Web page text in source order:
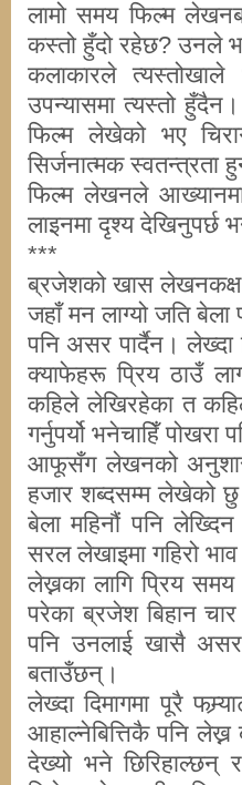
लामो समय फिल्म
कस्तो हुँदो रहेछ? उनले
कलाकारले त्यस्तोखाले
उपन्यासमा त्यस्तो
फिल्म लेखेको भए
सिर्जनात्मक स्वतन्त्रता
फिल्म लेखनले
लाइनमा दृश्य देखिनुपर्छ
***
ब्रजेशको खास
जहाँ मन लाग्यो जति
पनि असर पार्दैन। लेख्दा
क्याफेहरू प्रिय ठाउँ
कहिले लेखिरहेका त
गर्नुपर्यो भनेचाहिँ पोखरा
आफूसँग लेखनको
हजार शब्दसम्म लेखेको
बेला महिनौं पनि
सरल लेखाइमा गहिरो
लेख्नका लागि प्रिय
परेका ब्रजेश बिहान
पनि उनलाई खासै
बताउँछन्।
लेख्दा दिमागमा पूरै
आहाल्नेबित्तिकै पनि
देख्यो भने छिरिहाल्छन्